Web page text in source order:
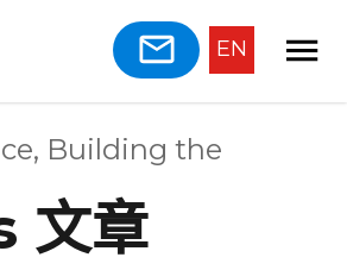
EN
Building the
文章